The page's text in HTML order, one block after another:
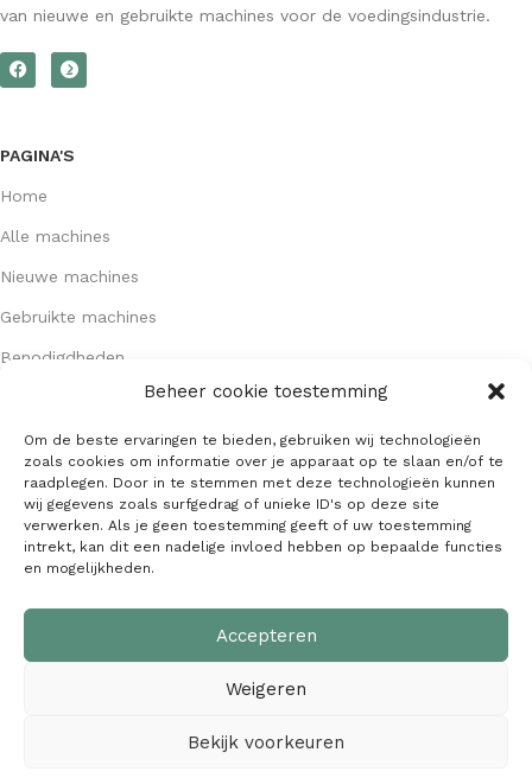
Beheer cookie toestemming
Om de beste ervaringen te bieden, gebruiken wij technologieën
zoals cookies om informatie over je apparaat op te slaan en/of te
raadplegen. Door in te stemmen met deze technologieën kunnen
wij gegevens zoals surfgedrag of unieke ID's op deze site
verwerken. Als je geen toestemming geeft of uw toestemming
intrekt, kan dit een nadelige invloed hebben op bepaalde functies
en mogelijkheden.
Accepteren
Weigeren
Bekijk voorkeuren
van nieuwe en gebruikte machines voor de voedingsindustrie.
PAGINA'S
Home
Alle machines
Nieuwe machines
Gebruikte machines
Benodigdheden
ZAKELIJK
Machine inkoop
Over MAWE Trading
Contact opnemen
GEGEVENS